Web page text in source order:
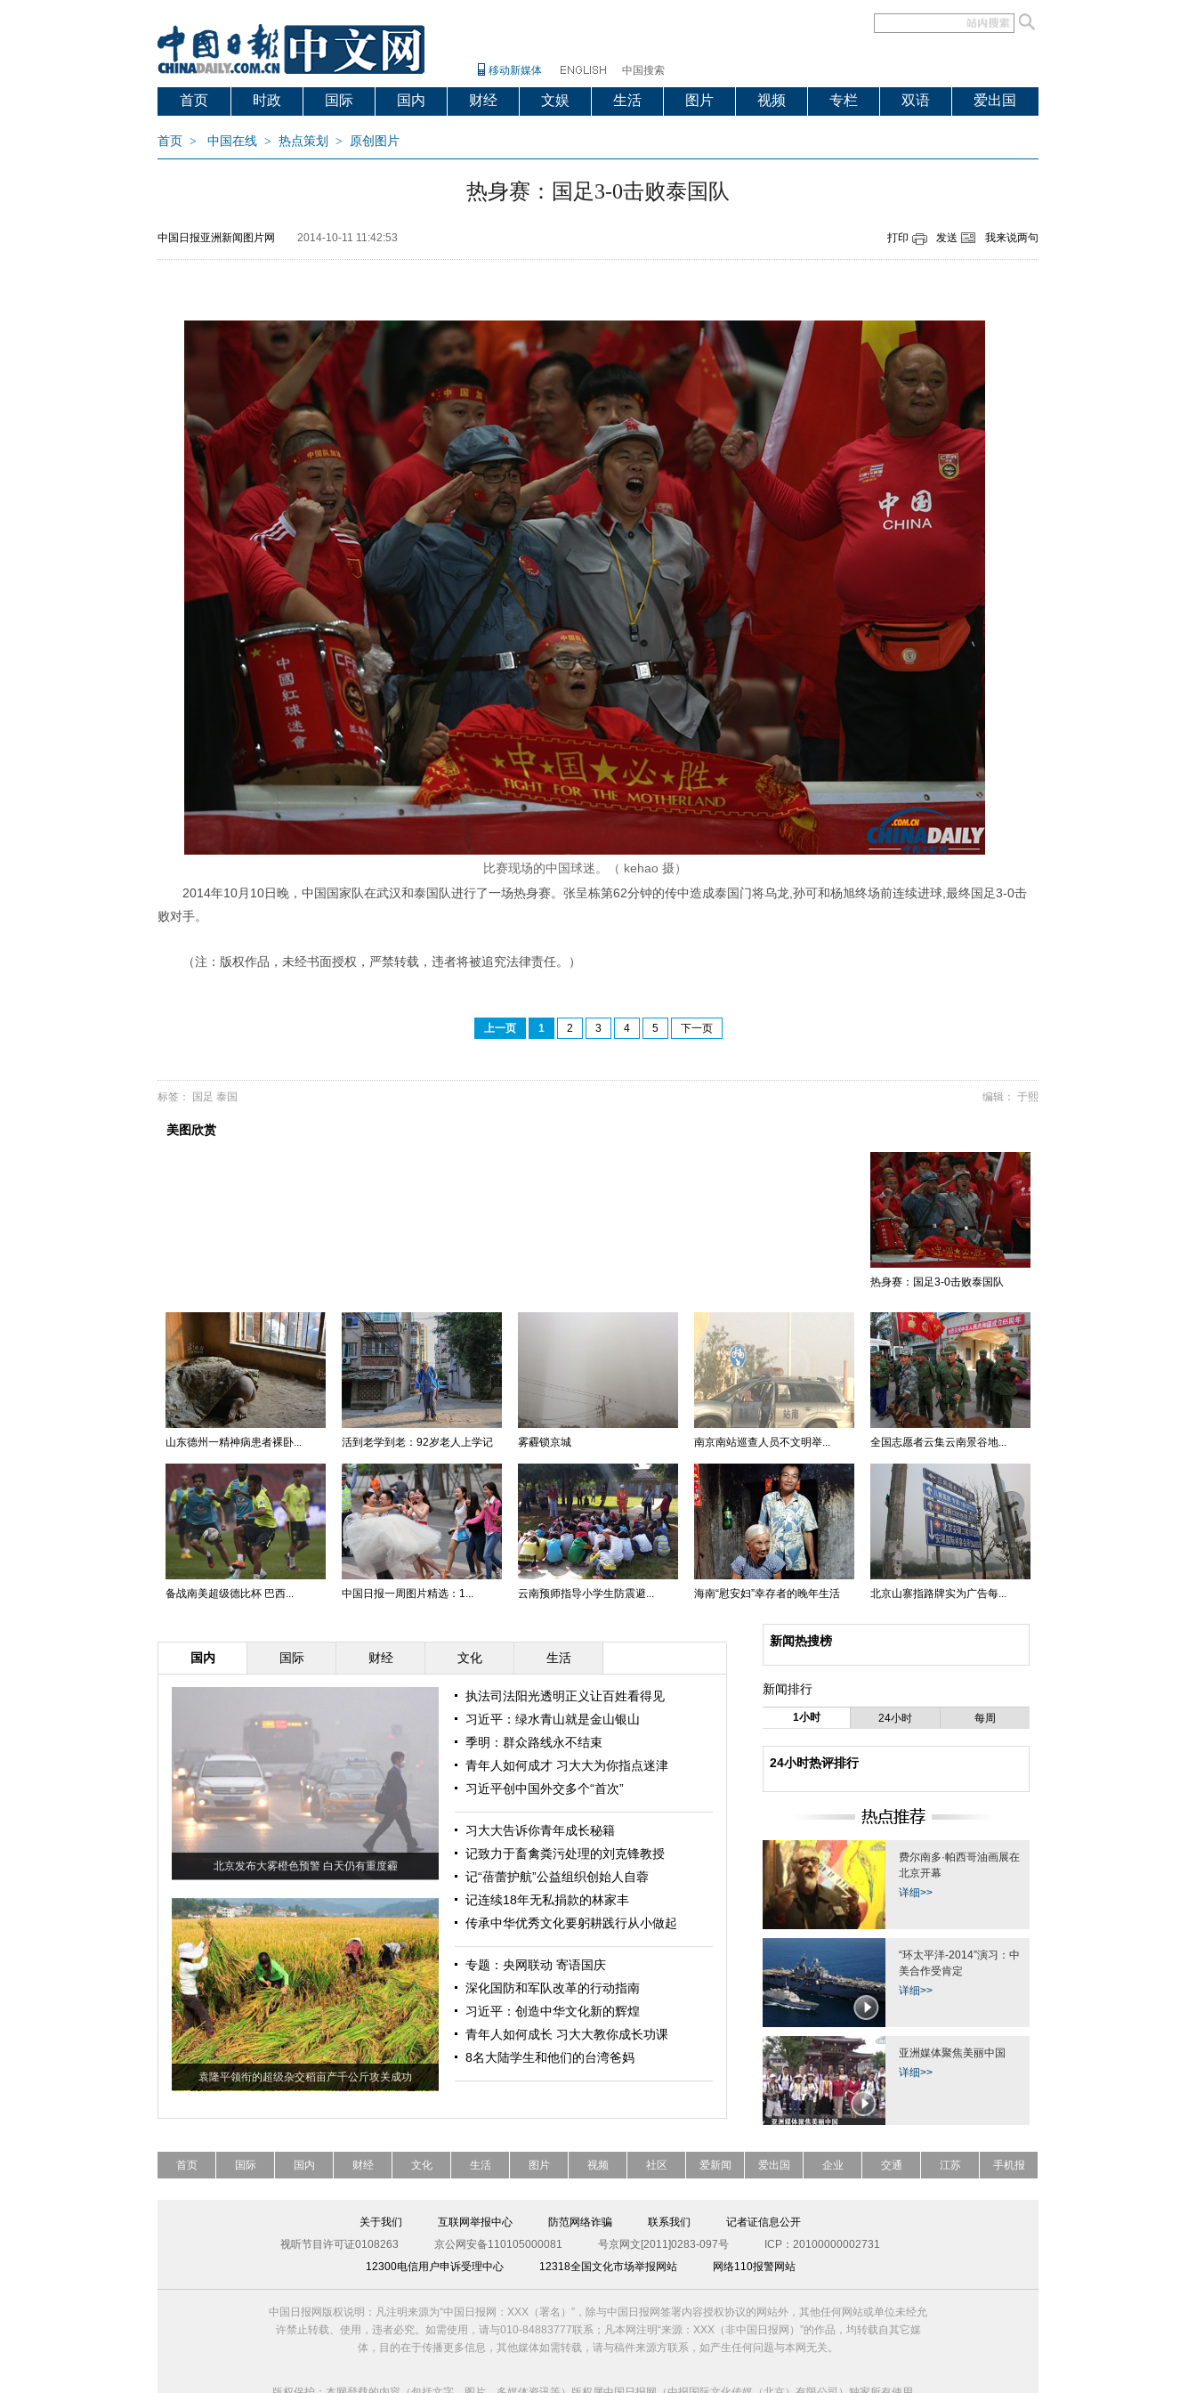
移动新媒体 中国搜索
首页 时政 国际 国内 财经 文娱 生活 图片 视频 专栏 双语 爱出国
首页 > 中国在线 > 热点策划 > 原创图片
热身赛：国足3-0击败泰国队
中国日报亚洲新闻图片网 2014-10-11 11:42:53 打印 发送 我来说两句
比赛现场的中国球迷。（ kehao 摄）
2014年10月10日晚，中国国家队在武汉和泰国队进行了一场热身赛。张呈栋第62分钟的传中造成泰国门将乌龙,孙可和杨旭终场前连续进球,最终国足3-0击
败对手。
（注：版权作品，未经书面授权，严禁转载，违者将被追究法律责任。）
上一页 1 2 3 4 5 下一页
编辑： 于熙
标签： 国足 泰国
美图欣赏
热身赛：国足3-0击败泰国队
山东德州一精神病患者裸卧... 活到老学到老：92岁老人上学记 雾霾锁京城 南京南站巡查人员不文明举... 全国志愿者云集云南景谷地...
备战南美超级德比杯 巴西... 中国日报一周图片精选：1... 云南预师指导小学生防震避... 海南“慰安妇”幸存者的晚年生活 北京山寨指路牌实为广告每...
国内 国际 财经 文化 生活
北京发布大雾橙色预警 白天仍有重度霾
袁隆平领衔的超级杂交稻亩产千公斤攻关成功
执法司法阳光透明正义让百姓看得见
习近平：绿水青山就是金山银山
季明：群众路线永不结束
青年人如何成才 习大大为你指点迷津
习近平创中国外交多个“首次”
习大大告诉你青年成长秘籍
记致力于畜禽粪污处理的刘克锋教授
记“蓓蕾护航”公益组织创始人自蓉
记连续18年无私捐款的林家丰
传承中华优秀文化要躬耕践行从小做起
专题：央网联动 寄语国庆
深化国防和军队改革的行动指南
习近平：创造中华文化新的辉煌
青年人如何成长 习大大教你成长功课
8名大陆学生和他们的台湾爸妈
新闻热搜榜
新闻排行
1小时 24小时 每周
24小时热评排行
费尔南多·帕西哥油画展在
北京开幕
详细>>
“环太平洋-2014”演习：中
美合作受肯定
详细>>
亚洲媒体聚焦美丽中国
详细>>
首页 国际 国内 财经 文化 生活 图片 视频 社区 爱新闻 爱出国 企业 交通 江苏 手机报
关于我们 互联网举报中心 防范网络诈骗 联系我们
记者证信息公开
视听节目许可证0108263
京公网安备110105000081 号京网文[2011]0283-097号
ICP：20100000002731
12300电信用户申诉受理中心
12318全国文化市场举报网站 网络110报警网站
中国日报网版权说明：凡注明来源为“中国日报网：XXX（署名）”，除与中国日报网签署内容授权协议的网站外，其他任何网站或单位未经允
许禁止转载、使用，违者必究。如需使用，请与010-84883777联系；凡本网注明“来源：XXX（非中国日报网）”的作品，均转载自其它媒
体，目的在于传播更多信息，其他媒体如需转载，请与稿件来源方联系，如产生任何问题与本网无关。